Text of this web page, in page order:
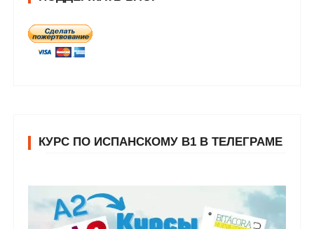
КУРС ПО ИСПАНСКОМУ В1 В ТЕЛЕГРАМЕ